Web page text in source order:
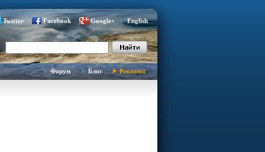
Twitter Facebook Google+ English
Форум Блог Реклама